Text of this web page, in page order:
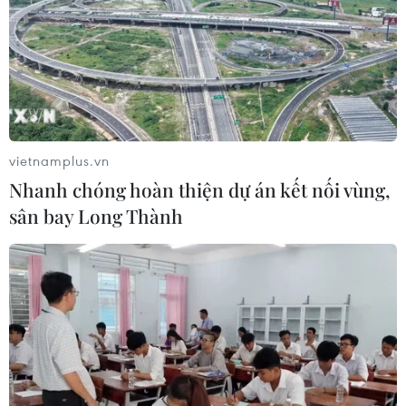
vietnamplus.vn
Nhanh chóng hoàn thiện dự án kết nối vùng,
sân bay Long Thành